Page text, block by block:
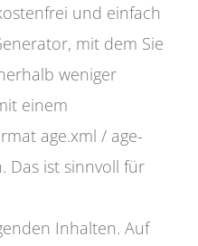
und einfach
mit dem Sie
weniger
einem
age.xml / age-
Das ist sinnvoll für
Inhalten. Auf